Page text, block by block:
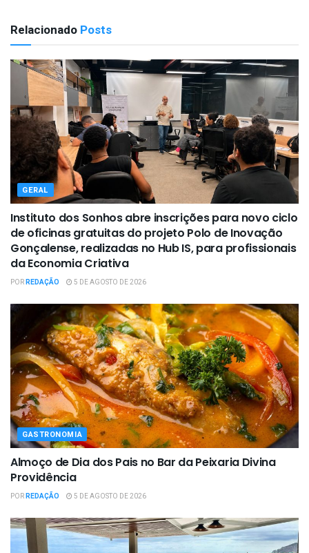
Relacionado Posts
GERAL
Instituto dos Sonhos abre inscrições para novo ciclo
de oficinas gratuitas do projeto Polo de Inovação
Gonçalense, realizadas no Hub IS, para profissionais
da Economia Criativa
PORREDAÇÃO 5 DE AGOSTO DE 2026
GASTRONOMIA
Almoço de Dia dos Pais no Bar da Peixaria Divina
Providência
PORREDAÇÃO 5 DE AGOSTO DE 2026